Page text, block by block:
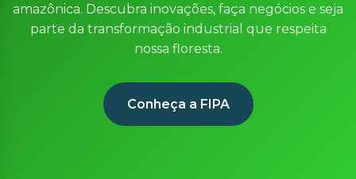
amazônica. Descubra inovações, faça negócios e seja
parte da transformação industrial que respeita
nossa floresta.
Conheça a FIPA